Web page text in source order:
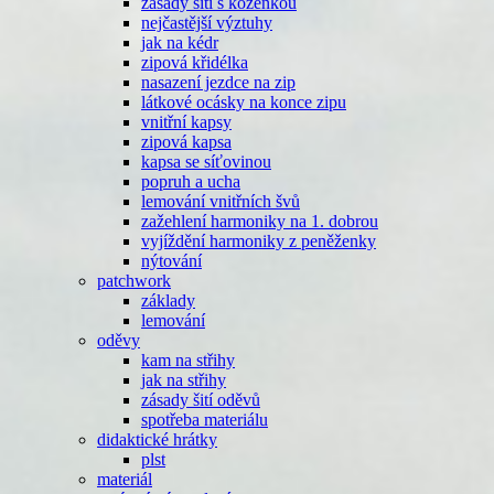
nejčastější výztuhy
jak na kédr
zipová křidélka
nasazení jezdce na zip
látkové ocásky na konce zipu
vnitřní kapsy
zipová kapsa
kapsa se síťovinou
popruh a ucha
lemování vnitřních švů
zažehlení harmoniky na 1. dobrou
vyjíždění harmoniky z peněženky
nýtování
patchwork
základy
lemování
oděvy
kam na střihy
jak na střihy
zásady šití oděvů
spotřeba materiálu
didaktické hrátky
plst
materiál